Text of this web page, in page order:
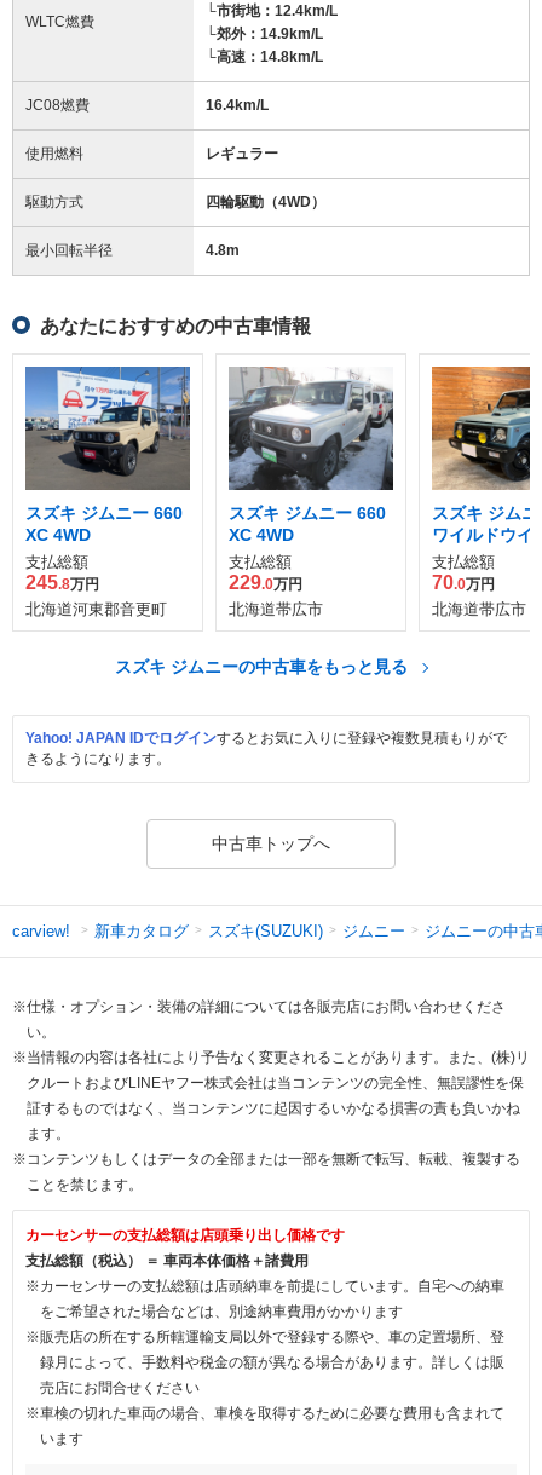
WLTC燃費
└市街地：12.4km/L
└郊外：14.9km/L
└高速：14.8km/L
JC08燃費 16.4km/L
使用燃料 レギュラー
駆動方式 四輪駆動（4WD）
最小回転半径 4.8m
あなたにおすすめの中古車情報
スズキ ジムニー 660
XC 4WD
支払総額
245.8万円
北海道河東郡音更町
スズキ ジムニー 660
XC 4WD
支払総額
229.0万円
北海道帯広市
スズキ ジム
ワイルドウイ
ミテッド 4WD
支払総額
70.0万円
北海道帯広市
スズキ ジムニーの中古車をもっと見る
Yahoo! JAPAN IDでログインするとお気に入りに登録や複数見積もりがで
きるようになります。
中古車トップへ
carview! 新車カタログ スズキ(SUZUKI) ジムニー ジムニーの中古
※仕様・オプション・装備の詳細については各販売店にお問い合わせくださ
い。
※当情報の内容は各社により予告なく変更されることがあります。また、(株)リ
クルートおよびLINEヤフー株式会社は当コンテンツの完全性、無誤謬性を保
証するものではなく、当コンテンツに起因するいかなる損害の責も負いかね
ます。
※コンテンツもしくはデータの全部または一部を無断で転写、転載、複製する
ことを禁じます。
カーセンサーの支払総額は店頭乗り出し価格です
支払総額（税込） ＝ 車両本体価格＋諸費用
※カーセンサーの支払総額は店頭納車を前提にしています。自宅への納車
をご希望された場合などは、別途納車費用がかかります
※販売店の所在する所轄運輸支局以外で登録する際や、車の定置場所、登
録月によって、手数料や税金の額が異なる場合があります。詳しくは販
売店にお問合せください
※車検の切れた車両の場合、車検を取得するために必要な費用も含まれて
います